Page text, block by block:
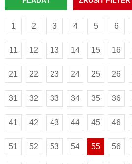
1 2 3 4 5 6
11 12 13 14 15 16
21 22 23 24 25 26
31 32 33 34 35 36
41 42 43 44 45 46
51 52 53 54 55 56